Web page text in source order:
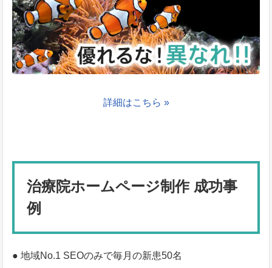
詳細はこちら »
治療院ホームページ制作 成功事
例
● 地域No.1 SEOのみで毎月の新患50名